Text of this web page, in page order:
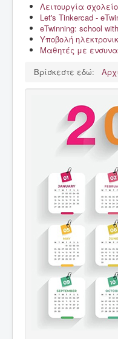
Λειτουργία
Let's Tinkercad -
eTwinning: school
Υποβολή
Μαθητές με
Βρίσκεστε εδώ: